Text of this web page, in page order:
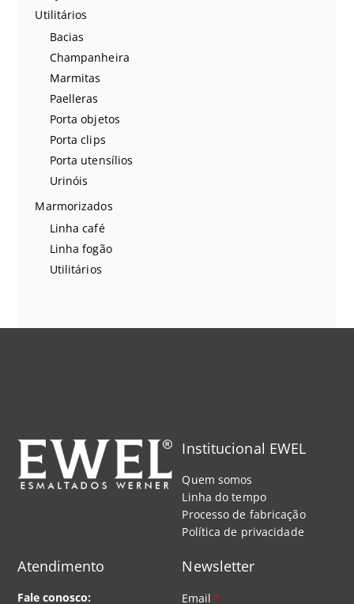
Utilitários
Bacias
Champanheira
Marmitas
Paelleras
Porta objetos
Porta clips
Porta utensílios
Urinóis
Marmorizados
Linha café
Linha fogão
Utilitários
Institucional EWEL
Quem somos
Linha do tempo
Processo de fabricação
Política de privacidade
Atendimento
Fale conosco:
Newsletter
Email*